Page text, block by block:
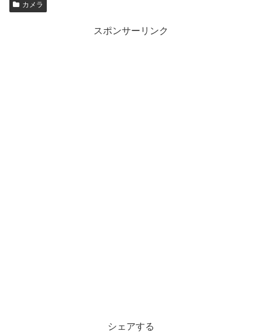
カメラ
スポンサーリンク
シェアする